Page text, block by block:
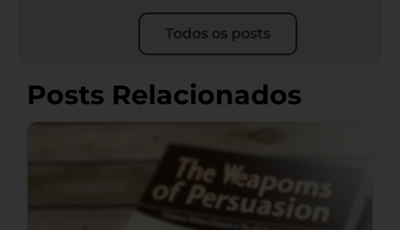
Todos os posts
Posts Relacionados